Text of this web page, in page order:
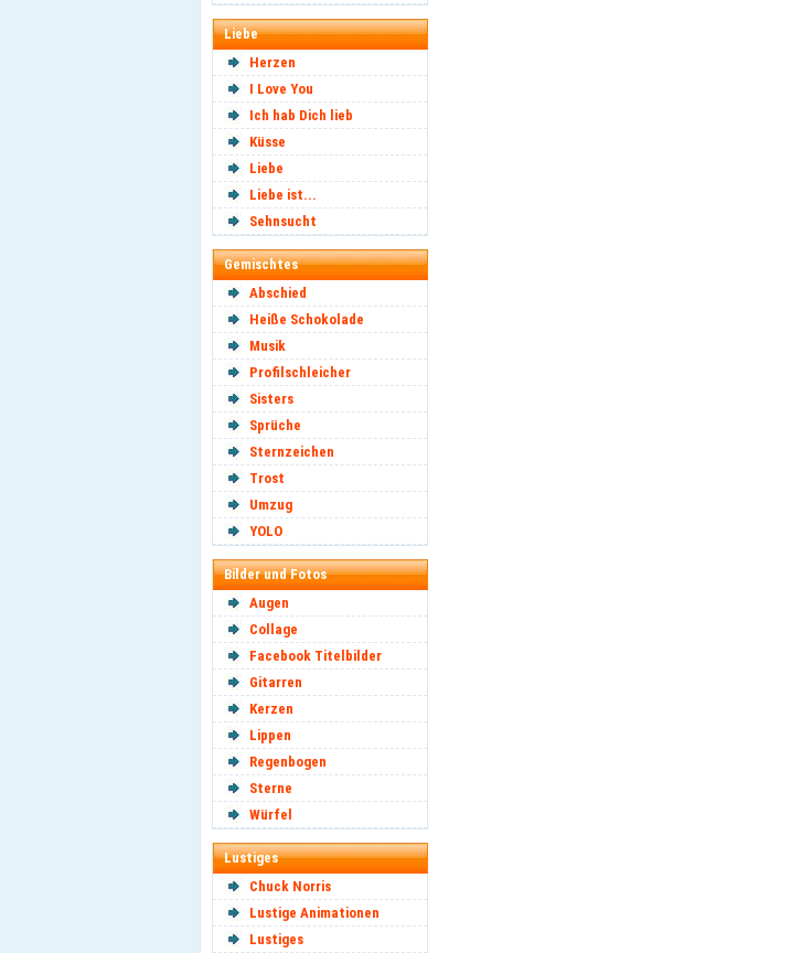
Liebe
Herzen
I Love You
Ich hab Dich lieb
Küsse
Liebe
Liebe ist...
Sehnsucht
Gemischtes
Abschied
Heiße Schokolade
Musik
Profilschleicher
Sisters
Sprüche
Sternzeichen
Trost
Umzug
YOLO
Bilder und Fotos
Augen
Collage
Facebook Titelbilder
Gitarren
Kerzen
Lippen
Regenbogen
Sterne
Würfel
Lustiges
Chuck Norris
Lustige Animationen
Lustiges